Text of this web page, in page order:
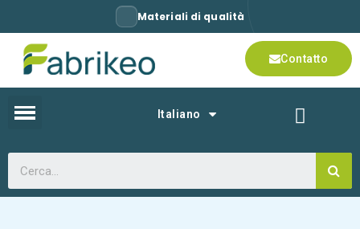
Materiali di qualità
Contatto
Italiano